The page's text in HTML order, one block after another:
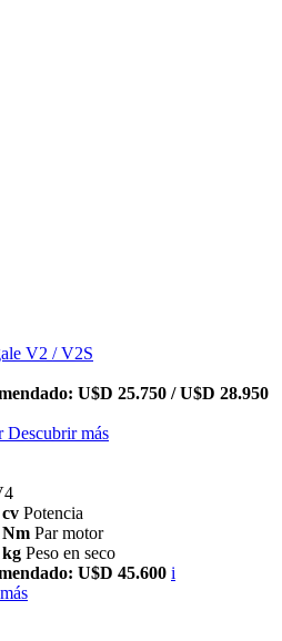
V2 / V2S
U$D 25.750 / U$D 28.950
Descubrir más
Potencia
Nm Par motor
kg Peso en seco
U$D 45.600 i